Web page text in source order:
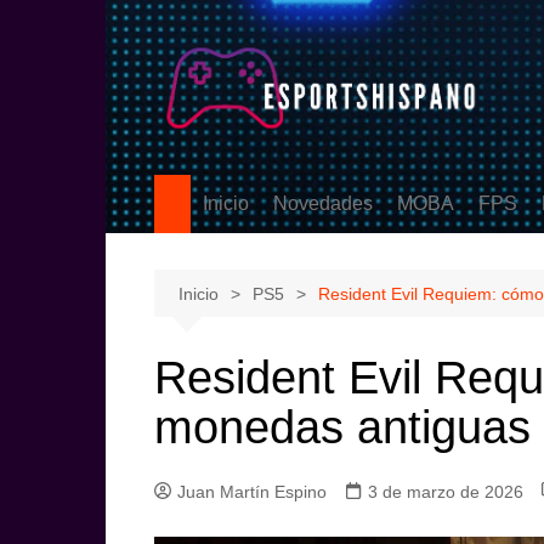
Inicio Novedades
eSports
MOBA
DOTA2
FPS
Valorant
Inicio PS5 Resident Evil Requiem:
Resident Evil
monedas antiguas
Juan Martín Espino 3 de marzo de 2026